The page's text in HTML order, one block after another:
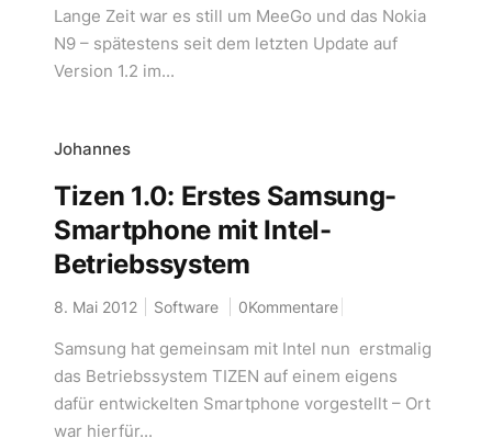
Lange Zeit war es still um MeeGo und das Nokia
N9 – spätestens seit dem letzten Update auf
Version 1.2 im...
Johannes
Tizen 1.0: Erstes Samsung-
Smartphone mit Intel-
Betriebssystem
8. Mai 2012 Software 0Kommentare
Samsung hat gemeinsam mit Intel nun erstmalig
das Betriebssystem TIZEN auf einem eigens
dafür entwickelten Smartphone vorgestellt – Ort
war hierfür...